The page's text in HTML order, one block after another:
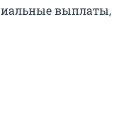
выплаты,